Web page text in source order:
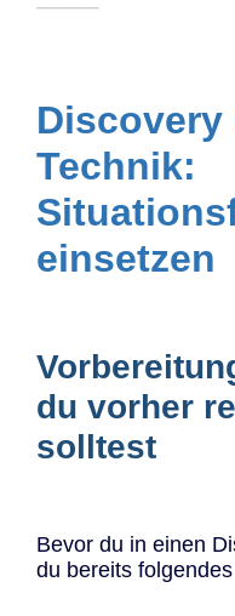
────
Discovery
Technik:
einsetzen
du vorher
solltest
Bevor du in einen
du bereits